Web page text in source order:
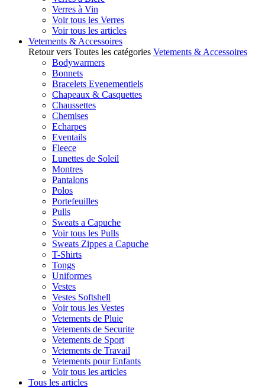
Verres à Vin
Voir tous les Verres
Voir tous les articles
Vetements & Accessoires
Retour vers Toutes les catégories Vetements & Accessoires
Bodywarmers
Bonnets
Bracelets Evenementiels
Chapeaux & Casquettes
Chaussettes
Chemises
Echarpes
Eventails
Fleece
Lunettes de Soleil
Montres
Pantalons
Polos
Portefeuilles
Pulls
Sweats a Capuche
Voir tous les Pulls
Sweats Zippes a Capuche
T-Shirts
Tongs
Uniformes
Vestes
Vestes Softshell
Voir tous les Vestes
Vetements de Pluie
Vetements de Securite
Vetements de Sport
Vetements de Travail
Vetements pour Enfants
Voir tous les articles
Tous les articles